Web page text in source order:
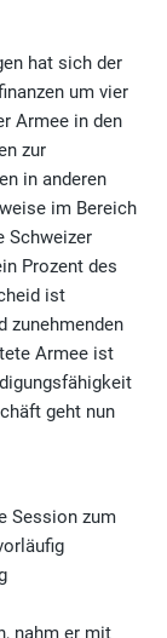
hat sich der
um vier
Armee in den
zur
in anderen
im Bereich
Schweizer
Prozent des
ist
zunehmenden
Armee ist
geht nun
Session zum
nahm er mit